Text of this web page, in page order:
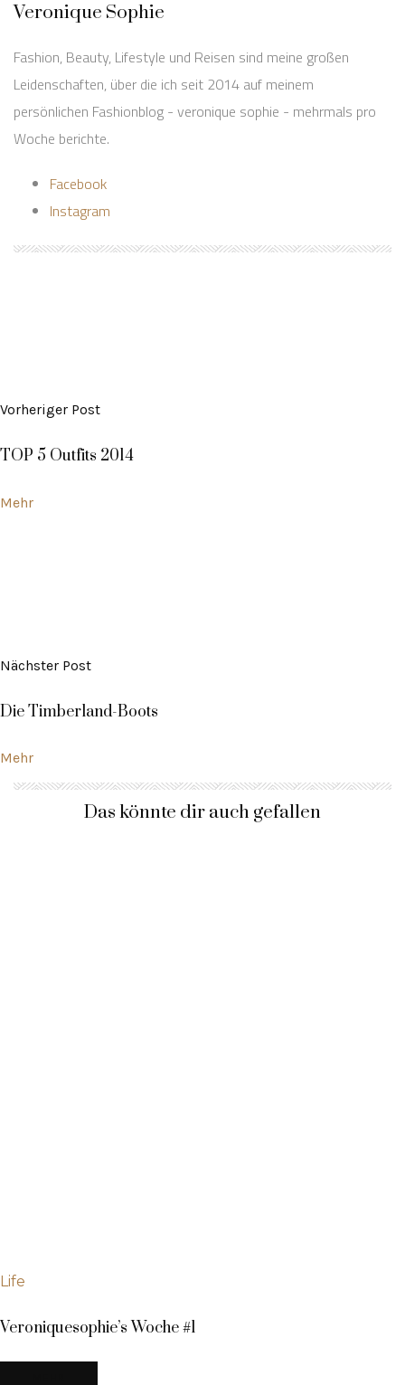
Veronique Sophie
Fashion, Beauty, Lifestyle und Reisen sind meine großen
Leidenschaften, über die ich seit 2014 auf meinem
persönlichen Fashionblog - veronique sophie - mehrmals pro
Woche berichte.
Facebook
Instagram
Vorheriger Post
TOP 5 Outfits 2014
Mehr
Nächster Post
Die Timberland-Boots
Mehr
Das könnte dir auch gefallen
Life
Veroniquesophie’s Woche #1